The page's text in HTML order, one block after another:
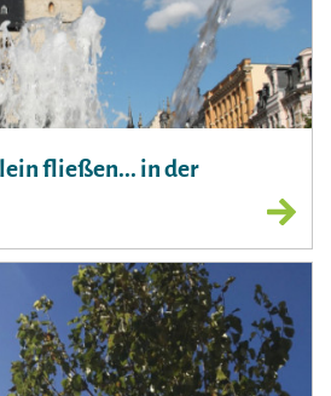
fließen... in der